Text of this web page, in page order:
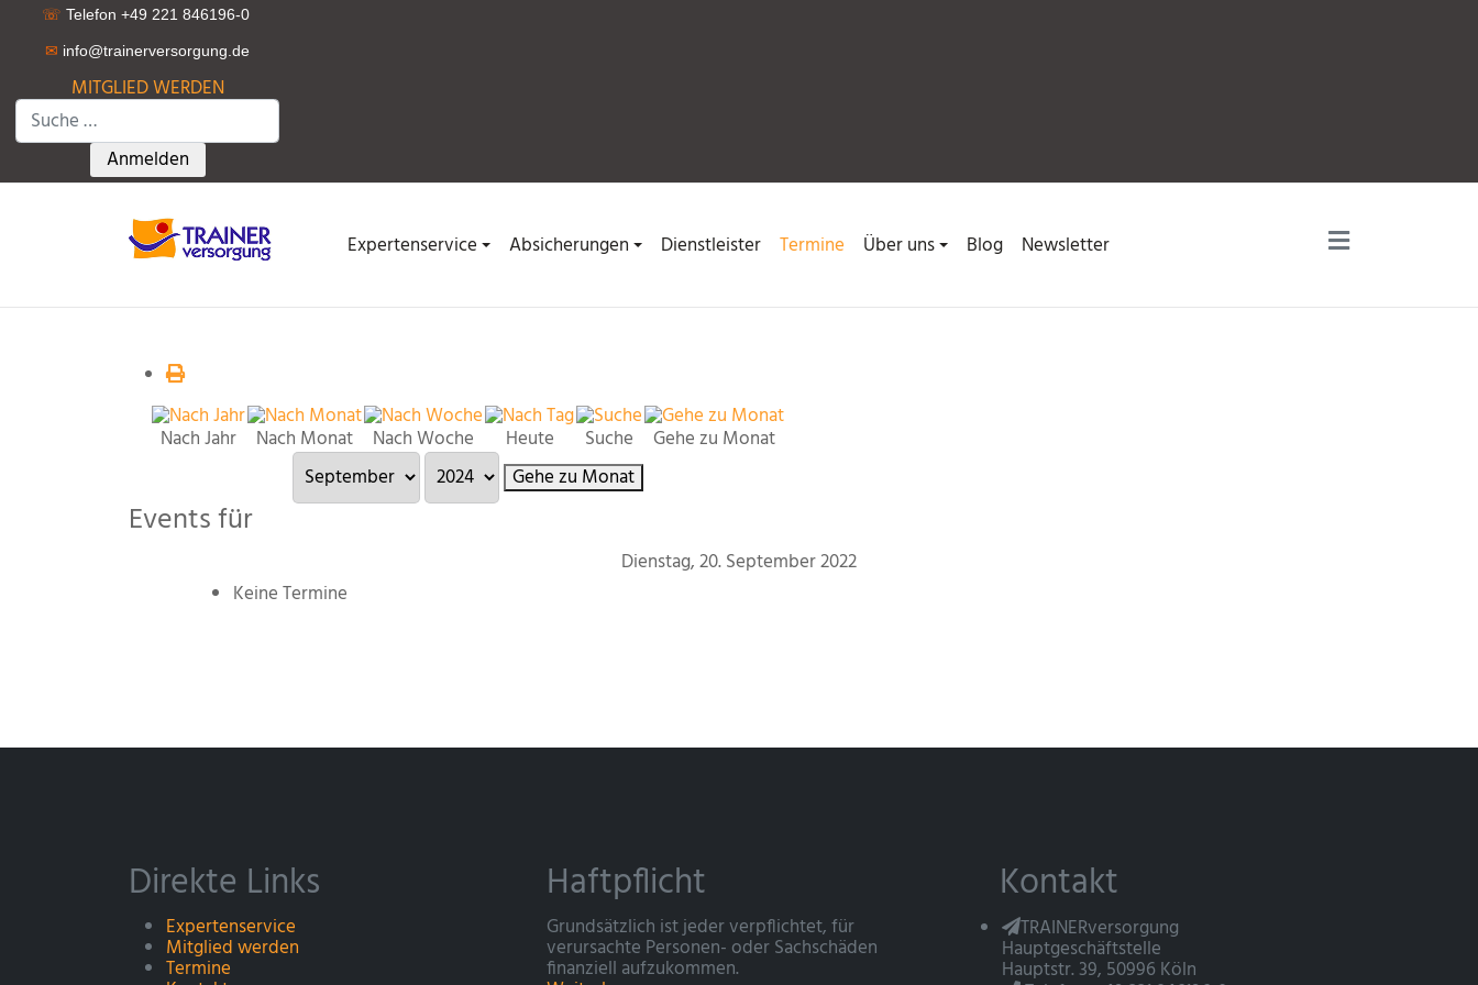
☏ Telefon +49 221 846196-0
✉ info@trainerversorgung.de
MITGLIED WERDEN
Suchen
Type 2 or more characters for results.
Anmelden
Expertenservice Absicherungen Dienstleister Termine Über uns Blog Newsletter
Nach Jahr Nach Monat Nach Woche Heute Suche
Gehe zu Monat
Gehe zu Monat
Events für
Dienstag, 20. September 2022
Keine Termine
Direkte Links
Expertenservice
Mitglied werden
Termine
Haftpflicht
Grundsätzlich ist jeder verpflichtet, für
verursachte Personen- oder Sachschäden
finanziell aufzukommen.
Kontakt
TRAINERversorgung
Hauptgeschäftstelle
Hauptstr. 39, 50996 Köln